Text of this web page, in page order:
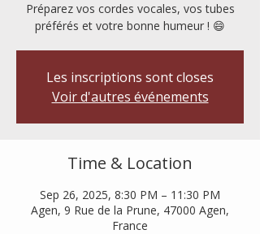
Préparez vos cordes vocales, vos tubes
préférés et votre bonne humeur ! 😄
Les inscriptions sont closes
Voir d'autres événements
Time & Location
Sep 26, 2025, 8:30 PM – 11:30 PM
Agen, 9 Rue de la Prune, 47000 Agen,
France